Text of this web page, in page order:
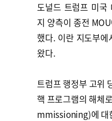
도널드 트럼프 미국
지 양측이 종전
했다. 이란 지도부
왔다.
트럼프 행정부 고위
핵 프로그램의 해체
mmissioning)에 대